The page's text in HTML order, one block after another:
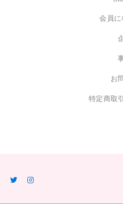
会員に
お
特定商取